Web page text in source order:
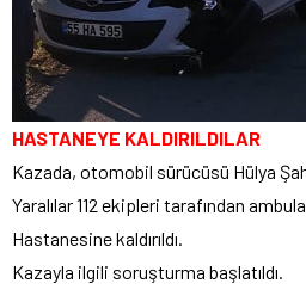
HASTANEYE KALDIRILDILAR
Kazada, otomobil sürücüsü Hülya
Yaralılar 112 ekipleri tarafından
Hastanesine kaldırıldı.
Kazayla ilgili soruşturma başlatıldı.